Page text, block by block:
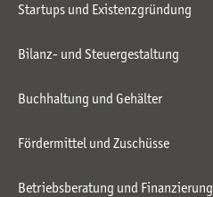
Startups und Existenzgründung
Bilanz- und Steuergestaltung
Buchhaltung und Gehälter
Fördermittel und Zuschüsse
Betriebsberatung und Finanzierung